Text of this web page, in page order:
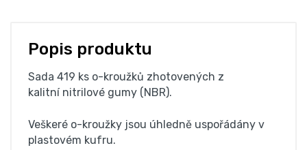
Popis produktu
Sada 419 ks o-kroužků zhotovených z
kalitní nitrilové gumy (NBR).
Veškeré o-kroužky jsou úhledně uspořádány v
plastovém kufru.